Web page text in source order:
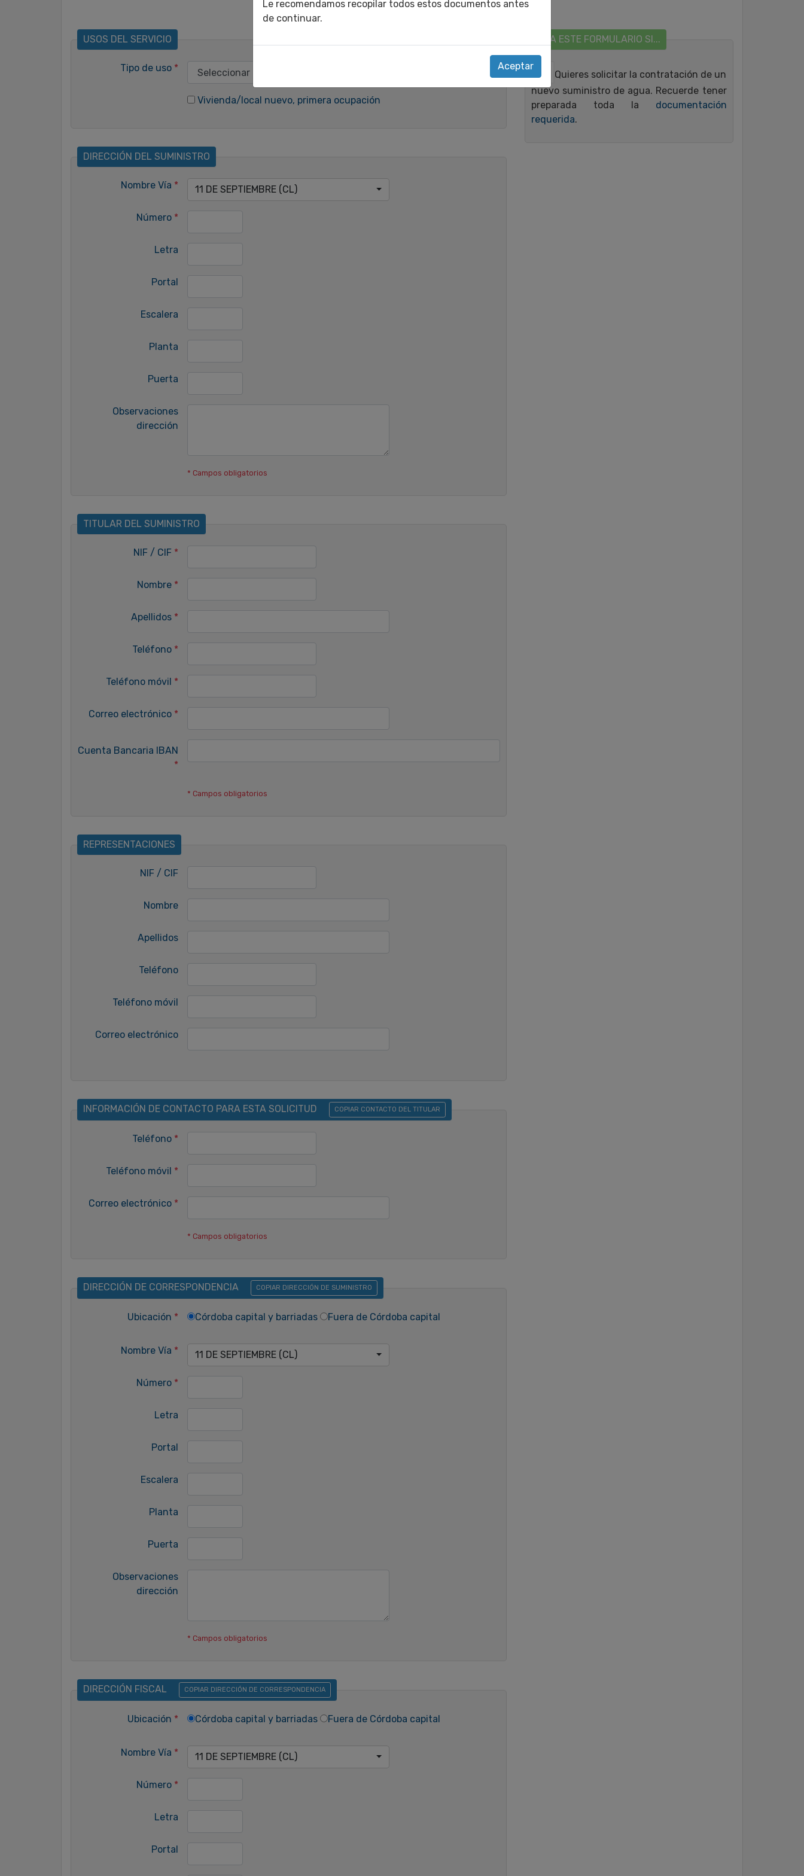
USOS DEL SERVICIO
Tipo de uso *
Vivienda/local nuevo, primera ocupación
DIRECCIÓN DEL SUMINISTRO
Nombre Vía * 11 DE SEPTIEMBRE (CL)
Número *
Letra
Portal
Escalera
Planta
Puerta
Observaciones
dirección
* Campos obligatorios
TITULAR DEL SUMINISTRO
NIF / CIF *
Nombre *
Apellidos *
Teléfono *
Teléfono móvil *
Correo electrónico *
Cuenta Bancaria IBAN
*
* Campos obligatorios
REPRESENTACIONES
NIF / CIF
Nombre
Apellidos
Teléfono
Teléfono móvil
Correo electrónico
INFORMACIÓN DE CONTACTO PARA ESTA SOLICITUD COPIAR CONTACTO DEL TITULAR
Teléfono *
Teléfono móvil *
Correo electrónico *
* Campos obligatorios
DIRECCIÓN DE CORRESPONDENCIA COPIAR DIRECCIÓN DE SUMINISTRO
Ubicación * Córdoba capital y barriadas Fuera de Córdoba capital
Nombre Vía * 11 DE SEPTIEMBRE (CL)
Número *
Letra
Portal
Escalera
Planta
Puerta
Observaciones
dirección
* Campos obligatorios
DIRECCIÓN FISCAL COPIAR DIRECCIÓN DE CORRESPONDENCIA
Ubicación * Córdoba capital y barriadas Fuera de Córdoba capital
Nombre Vía * 11 DE SEPTIEMBRE (CL)
Número *
Letra
Portal
USA ESTE FORMULARIO SI...
Quieres solicitar la contratación de un
nuevo suministro de agua. Recuerde tener
preparada toda la documentación
requerida.
Le recomendamos recopilar todos estos documentos antes
de continuar.
Aceptar